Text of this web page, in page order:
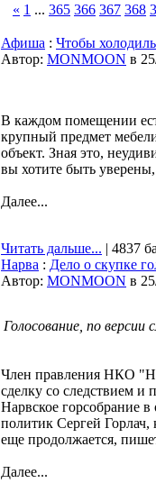
« 1 ... 365 366 367 368
Афиша : Чтобы
Автор: MONMOON в
В каждом помещении
крупный предмет
объект. Зная это,
вы хотите быть
Далее...
Читать дальше... | 4837
Нарва : Дело о скупке
Автор: MONMOON в
Голосование, по
Член правления НКО
сделку со следствием и
Нарвское горсобрание
политик Сергей
еще продолжается,
Далее...